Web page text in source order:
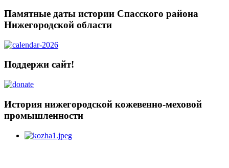
Памятные даты истории Спасского района
Нижегородской области
Поддержи сайт!
История нижегородской кожевенно-меховой
промышленности